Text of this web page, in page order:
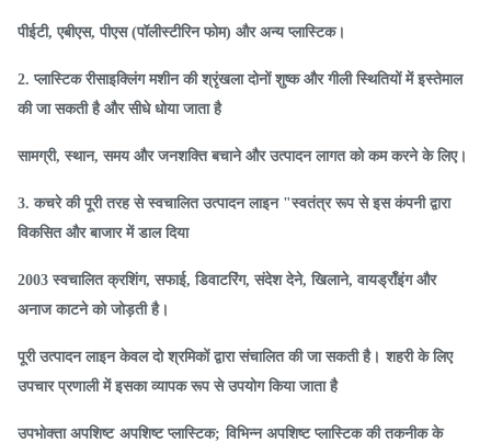
पीईटी, एबीएस, पीएस (पॉलीस्टीरिन फोम) और अन्य प्लास्टिक।
2. प्लास्टिक रीसाइक्लिंग मशीन की श्रृंखला दोनों शुष्क और गीली स्थितियों में इस्तेमाल
की जा सकती है और सीधे धोया जाता है
सामग्री, स्थान, समय और जनशक्ति बचाने और उत्पादन लागत को कम करने के लिए।
3. कचरे की पूरी तरह से स्वचालित उत्पादन लाइन "स्वतंत्र रूप से इस कंपनी द्वारा
विकसित और बाजार में डाल दिया
2003 स्वचालित क्रशिंग, सफाई, डिवाटरिंग, संदेश देने, खिलाने, वायर्ड्रॉइंग और
अनाज काटने को जोड़ती है।
पूरी उत्पादन लाइन केवल दो श्रमिकों द्वारा संचालित की जा सकती है। शहरी के लिए
उपचार प्रणाली में इसका व्यापक रूप से उपयोग किया जाता है
उपभोक्ता अपशिष्ट अपशिष्ट प्लास्टिक; विभिन्न अपशिष्ट प्लास्टिक की तकनीक के